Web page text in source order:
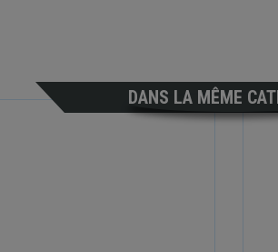
DANS LA MÊME